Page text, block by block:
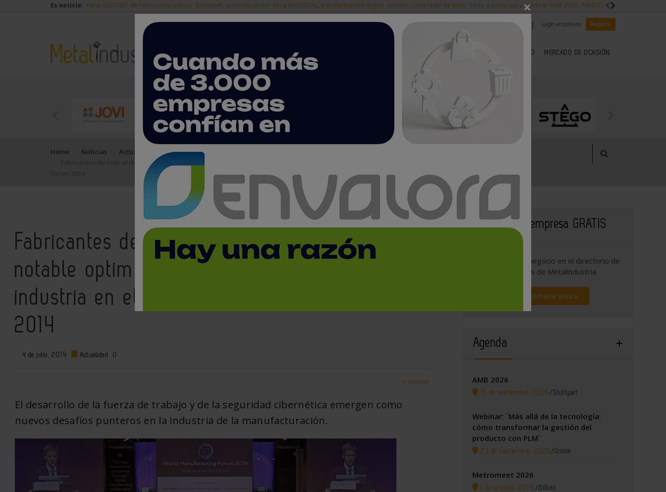
Es noticia: Feria ADDITED, de fabricación aditiva Sisteplant, automatización Feria BeDIGITAL: transformación digital Veedor, corte láser de tubo Todo a punto para celebrar AMB 2026 FANUC, colaboración con
| Es noticia | CANAL EMPLEO | Login empresas Registro
NOTICIAS PRODUCTOS EMPRESAS DEL SECTOR DEL METAL KIOSCO MERCADO DE OCASIÓN
Home Noticias
Actualidad
Fabricantes de todo el mundo expresan un notable optimismo por la economía y la industria en el World Manufacturing
Fabricantes de todo el mundo expresan un
notable optimismo por la economía y la
industria en el World Manufacturing Forum
2014
4 de julio, 2014 Actualidad 0
< Volver
El desarrollo de la fuerza de trabajo y de la seguridad cibernética emergen como
nuevos desafíos punteros en la industria de la manufacturación.
Publique su empresa GRATIS
Promocione su negocio en el directorio de
empresas de Metalindustria
Regístrese ahora
Agenda
AMB 2026
15 de septiembre, 2026 /Stuttgart
Webinar: ´Más allá de la tecnología:
cómo transformar la gestión del
producto con PLM´
23 de septiembre, 2026 /Online
Metromeet 2026
1 de octubre, 2026 / Bilbao
×